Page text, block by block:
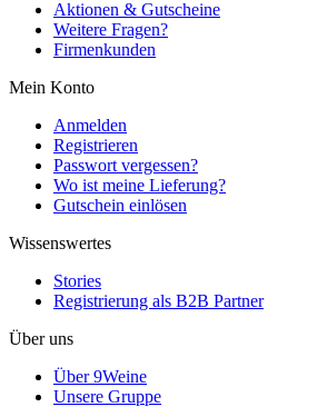
Aktionen & Gutscheine
Weitere Fragen?
Firmenkunden
Mein Konto
Anmelden
Registrieren
Passwort vergessen?
Wo ist meine Lieferung?
Gutschein einlösen
Wissenswertes
Stories
Registrierung als B2B Partner
Über uns
Über 9Weine
Unsere Gruppe